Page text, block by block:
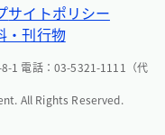
サイトポリシー
・刊行物
1 電話：03-5321-1111（代
All Rights Reserved.